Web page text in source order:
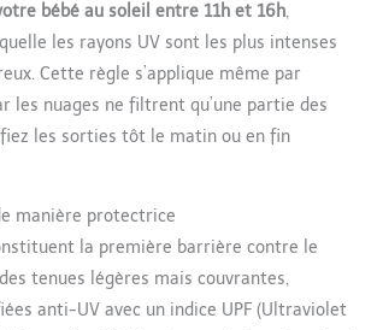
bébé au soleil entre 11h et 16h,
les rayons UV sont les plus intenses
Cette règle s’applique même par
les nuages ne filtrent qu’une partie des
les sorties tôt le matin ou en fin
manière protectrice
la première barrière contre le
tenues légères mais couvrantes,
anti-UV avec un indice UPF (Ultraviolet